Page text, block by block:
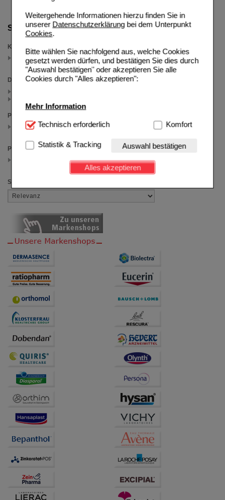
Weitergehende Informationen hierzu finden Sie in
unserer Datenschutzerklärungbei dem Unterpunkt
Cookies.
Bitte wählen Sie nachfolgend aus, welche Cookies
gesetzt werden dürfen, und bestätigen Sie dies durch
"Auswahl bestätigen" oder akzeptieren Sie alle
Cookies durch "Alles akzeptieren":
Mehr Information
Technisch Notwendig:Hierbei handelt es sich um
Website notwendig sind (z.B. Navigation, Warenkorb,
Kundenkonto), weshalb auf diese nicht verzichtet
werden kann.
Einkaufserlebnis noch ansprechender zu gestalten,
beispielsweise für die Wiedererkennung des
Verhaltensweisen (z.B. Spracheinstellung)
anzupassen. Komfort-Cookies ermöglichen es uns
auch auf Ihre Bedürfnisse zugeschrittene Inhalte
anzuzeigen und unser Partnerprogramm zu
Informationen über die Art und Weise der Nutzung
unserer Website sammeln, mit deren Hilfe wir unsere
Website weiter für Sie optimieren können, den Inhalt
Drittseiten möglichst relevant für Sie zu gestalten.
Bitte beachten Sie, dass Daten hierfür teilweise an
Dritte wie z.B. Google oder soziale Medien
übertragen werden.
Technisch erforderlich Komfort
Statistik & Tracking Auswahl bestätigen
Alles akzeptieren
Suche verfeinern
Kategorien
Ernährung
(auswahl entfernen)
Darreichungsform
Packungsgröße
24X125 g
Preis
Sortieren nach